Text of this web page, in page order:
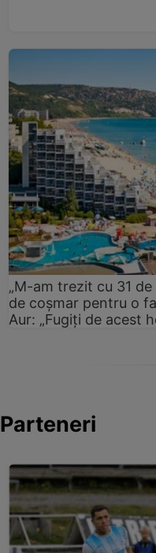
„M-am trezit cu 31
de coșmar pentru o
Aur: „Fugiți de acest
Parteneri